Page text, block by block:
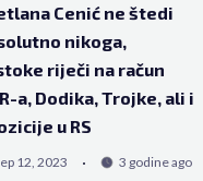
Cenić ne štedi
nikoga,
riječi na račun
a, Dodika, Trojke, ali i
u RS
12, 2023 3 godine ago